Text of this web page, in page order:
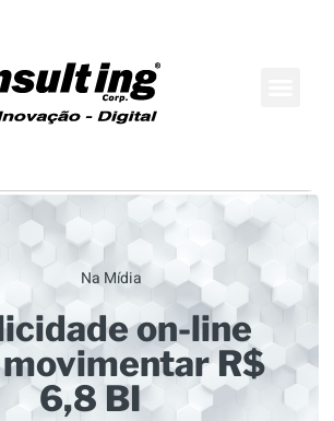
Na Mídia
on-line
R$
6,8 BI